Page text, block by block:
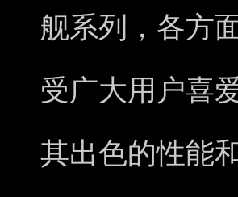
舰系列，各方
受广大用户喜
其出色的性能